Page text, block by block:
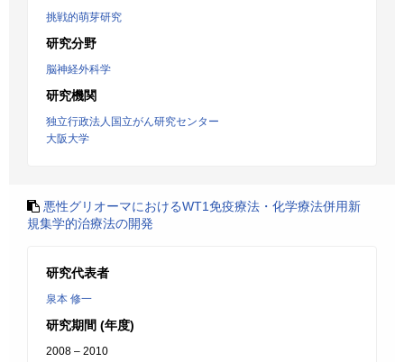
挑戦的萌芽研究
研究分野
脳神経外科学
研究機関
独立行政法人国立がん研究センター
大阪大学
悪性グリオーマにおけるWT1免疫療法・化学療法併用新
規集学的治療法の開発
研究代表者
泉本 修一
研究期間 (年度)
2008 – 2010